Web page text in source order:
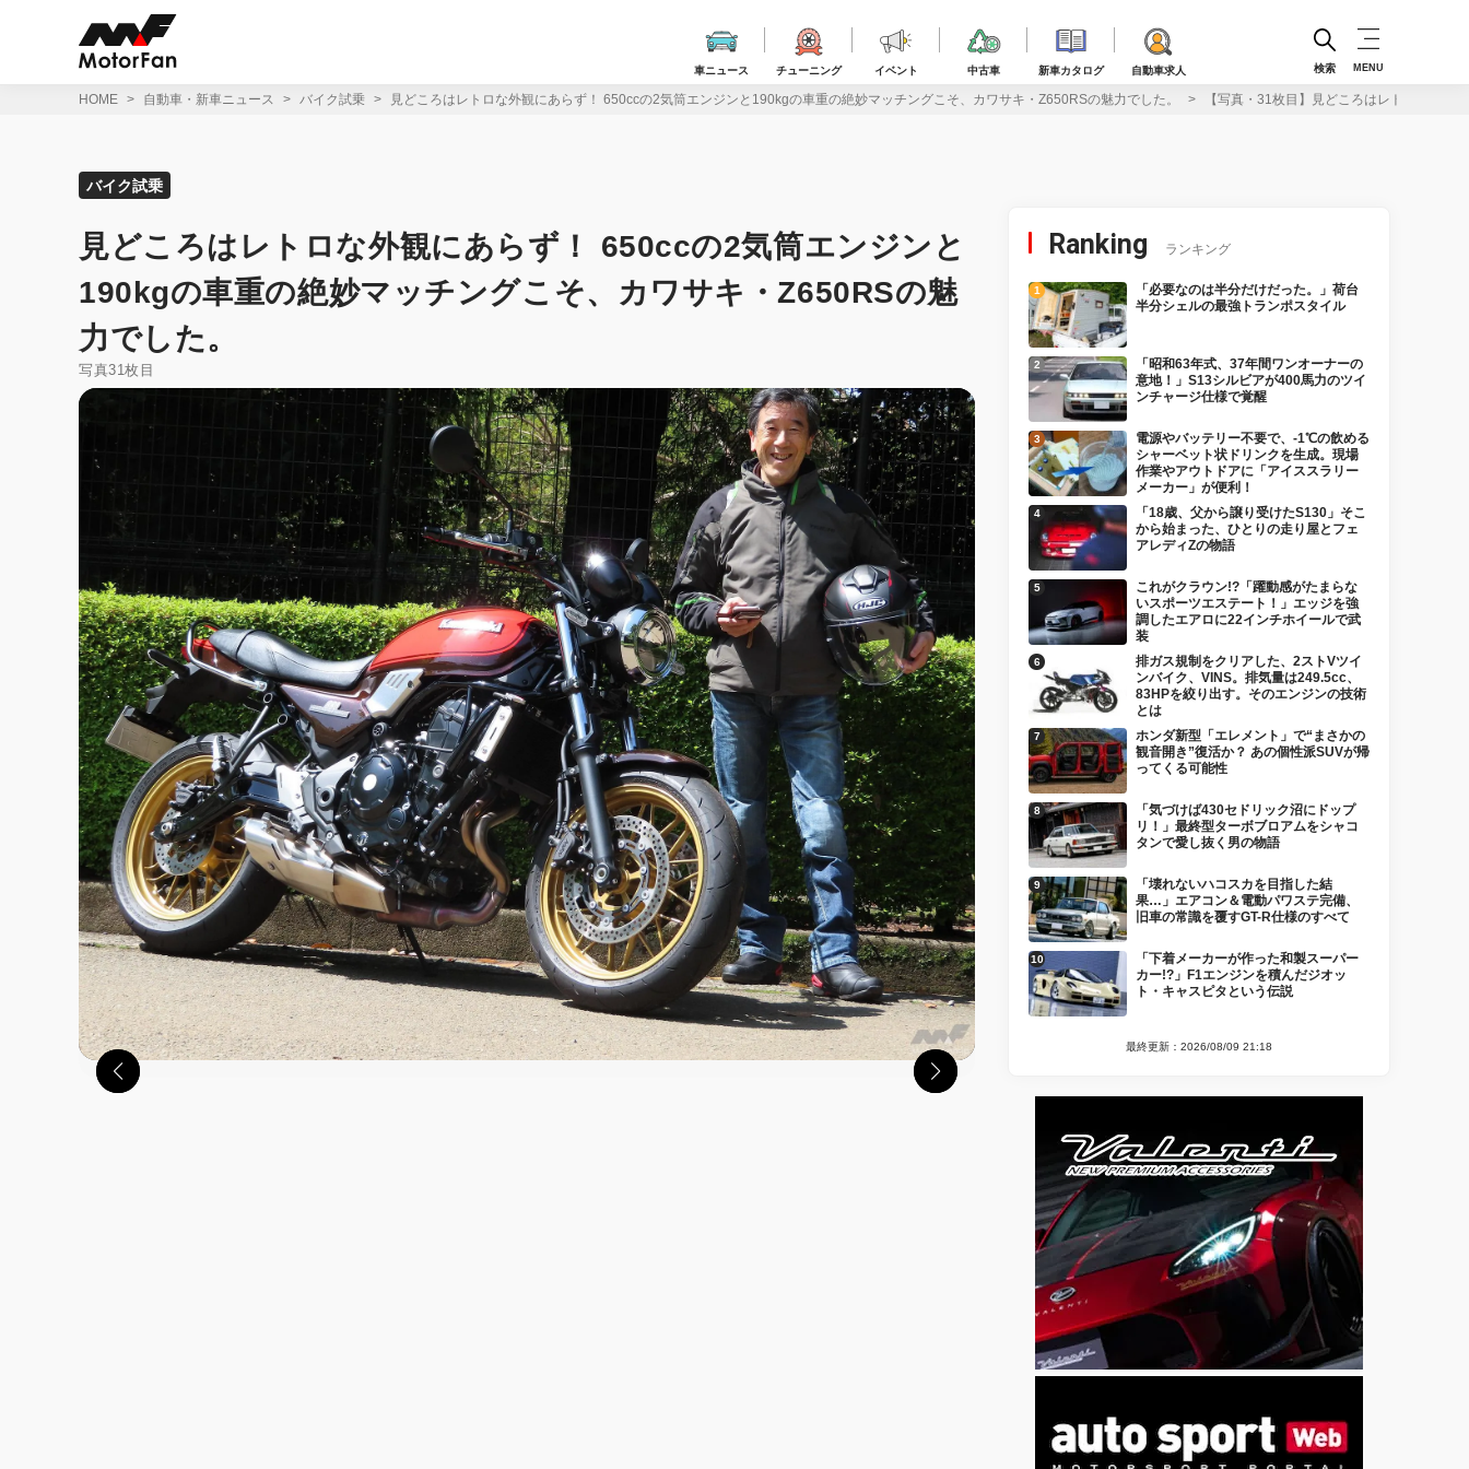
車ニュース チューニング イベント 中古車 新車カタログ 自動車求人 検索 MENU
HOME 自動車・新車ニュース バイク試乗 見どころはレトロな外観にあらず！ 650ccの2気筒エンジンと190kgの車重の絶妙マッチングこそ、カワサキ・Z650RSの魅力でした。 【写真・31枚目】見どころはレトロな外
バイク試乗
見どころはレトロな外観にあらず！ 650ccの2気筒エンジンと
190kgの車重の絶妙マッチングこそ、カワサキ・Z650RSの魅
力でした。
写真31枚目
Ranking ランキング
「必要なのは半分だけだった。」荷台
半分シェルの最強トランポスタイル
「昭和63年式、37年間ワンオーナーの
意地！」S13シルビアが400馬力のツイ
ンチャージ仕様で覚醒
電源やバッテリー不要で、-1℃の飲める
シャーベット状ドリンクを生成。現場
作業やアウトドアに「アイススラリー
メーカー」が便利！
「18歳、父から譲り受けたS130」そこ
から始まった、ひとりの走り屋とフェ
アレディZの物語
これがクラウン!?「躍動感がたまらな
いスポーツエステート！」エッジを強
調したエアロに22インチホイールで武
装
排ガス規制をクリアした、2ストVツイ
ンバイク、VINS。排気量は249.5cc、
83HPを絞り出す。そのエンジンの技術
とは
ホンダ新型「エレメント」で“まさかの
観音開き”復活か？ あの個性派SUVが帰
ってくる可能性
「気づけば430セドリック沼にドップ
リ！」最終型ターボブロアムをシャコ
タンで愛し抜く男の物語
「壊れないハコスカを目指した結
果…」エアコン＆電動パワステ完備、
旧車の常識を覆すGT-R仕様のすべて
「下着メーカーが作った和製スーパー
カー!?」F1エンジンを積んだジオッ
ト・キャスピタという伝説
最終更新：2026/08/09 21:18